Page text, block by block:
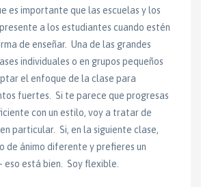
es importante que las escuelas y los
a los estudiantes cuando estén
de enseñar. Una de las grandes
individuales o en grupos pequeños
el enfoque de la clase para
fuertes. Si te parece que progresas
con un estilo, voy a tratar de
particular. Si, en la siguiente clase,
de ánimo diferente y prefieres un
está bien. Soy flexible.